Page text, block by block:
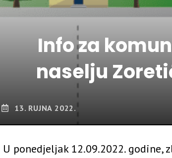
Info za
naselju
13. RUJNA 2022.
U ponedjeljak 12.09.2022.